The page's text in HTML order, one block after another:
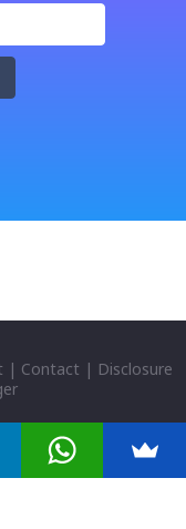
ask for
copy
| Contact | Disclosure